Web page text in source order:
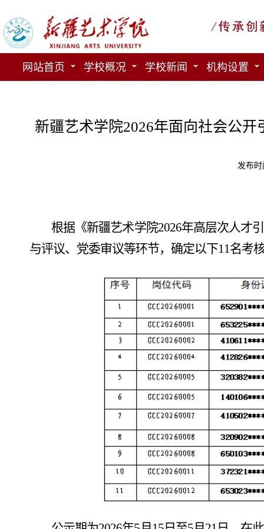
网站首页 学校概况 学校新闻 机构设置
新疆艺术学院2026年面向社会公
发布
根据《新疆艺术学院2026年高层次人才
与评议、党委审议等环节，确定以下11名考